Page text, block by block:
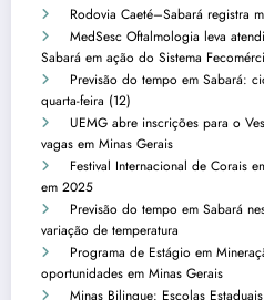
Rodovia Caeté–Sabará registra
MedSesc Oftalmologia leva
Sabará em ação do Sistema
Previsão do tempo em Sabará:
quarta-feira (12)
UEMG abre inscrições para o
vagas em Minas Gerais
Festival Internacional de Corais
em 2025
Previsão do tempo em Sabará
variação de temperatura
Programa de Estágio em
oportunidades em Minas Gerais
Minas Bilingue: Escolas